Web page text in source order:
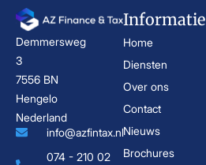
Demmersweg
3
7556 BN
Hengelo
Nederland
info@azfintax.nl
074 - 210 02
Informatie
Home
Diensten
Over ons
Contact
Nieuws
Brochures